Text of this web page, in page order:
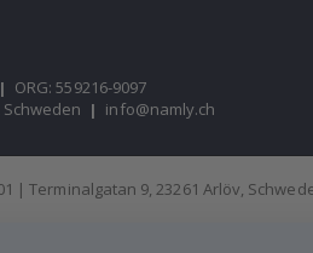
| ORG: 559216-9097
| info@namly.ch
| Terminalgatan 9, 23261 Arlöv,